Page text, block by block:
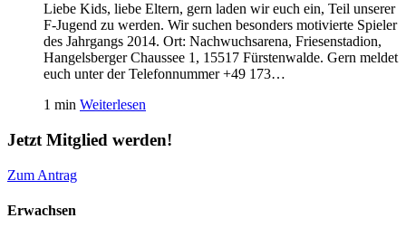
Liebe Kids, liebe Eltern, gern laden wir euch ein, Teil unserer
F-Jugend zu werden. Wir suchen besonders motivierte Spieler
des Jahrgangs 2014. Ort: Nachwuchsarena, Friesenstadion,
Hangelsberger Chaussee 1, 15517 Fürstenwalde. Gern meldet
euch unter der Telefonnummer +49 173…
1 min Weiterlesen
Jetzt Mitglied werden!
Zum Antrag
Erwachsen